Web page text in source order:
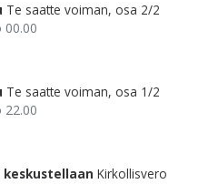
Te saatte voiman, osa 2/2
00.00
Te saatte voiman, osa 1/2
22.00
keskustellaan Kirkollisvero